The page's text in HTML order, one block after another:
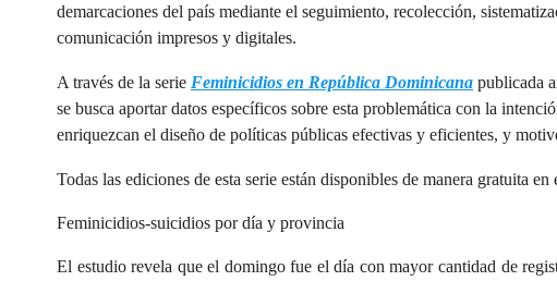
demarcaciones del país mediante el seguimiento, recolección,
comunicación impresos y digitales.
A través de la serie Feminicidios en República Dominicana publicada
se busca aportar datos específicos sobre esta problemática con la
enriquezcan el diseño de políticas públicas efectivas y eficientes, y
Todas las ediciones de esta serie están disponibles de manera gratuita en
Feminicidios-suicidios por día y provincia
El estudio revela que el domingo fue el día con mayor cantidad de